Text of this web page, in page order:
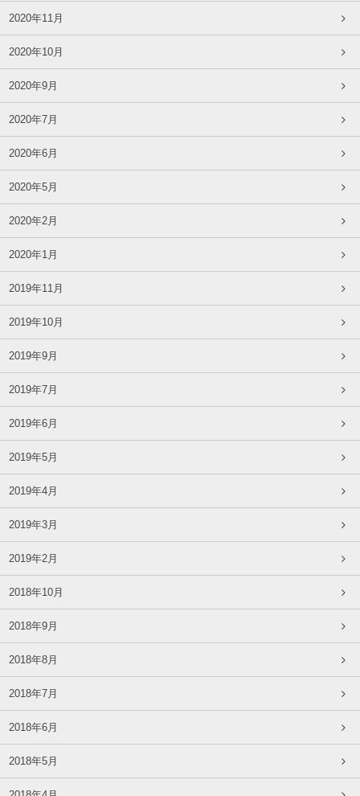
2020年11月
2020年10月
2020年9月
2020年7月
2020年6月
2020年5月
2020年2月
2020年1月
2019年11月
2019年10月
2019年9月
2019年7月
2019年6月
2019年5月
2019年4月
2019年3月
2019年2月
2018年10月
2018年9月
2018年8月
2018年7月
2018年6月
2018年5月